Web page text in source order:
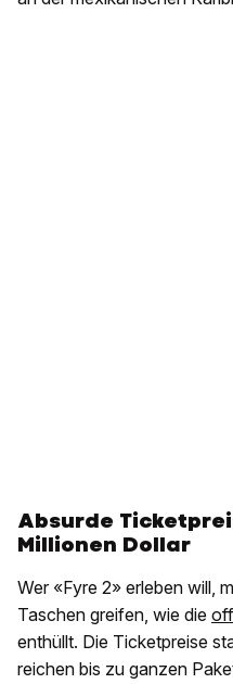
Absurde
Millionen Dollar
Wer «Fyre 2» erleben will,
Taschen greifen, wie die
enthüllt. Die Ticketpreise
reichen bis zu ganzen